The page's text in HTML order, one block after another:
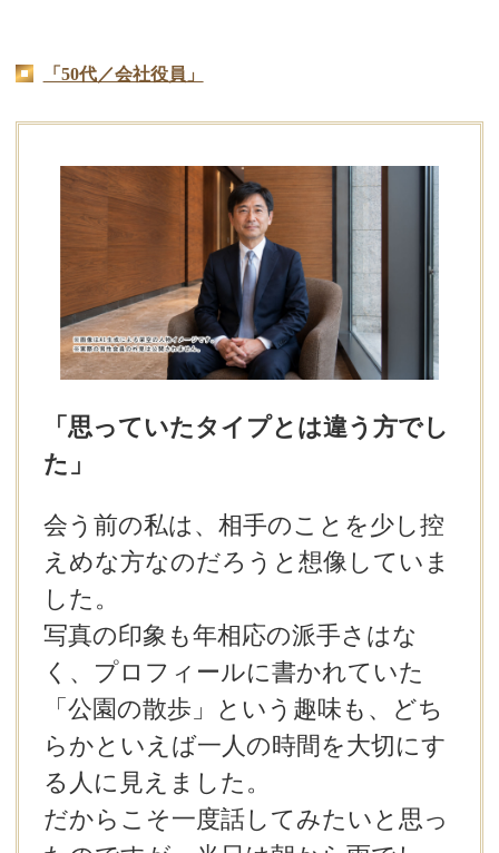
「50代／会社役員」
「思っていたタイプとは違う方でし
た」
会う前の私は、相手のことを少し控
えめな方なのだろうと想像していま
した。
写真の印象も年相応の派手さはな
く、プロフィールに書かれていた
「公園の散歩」という趣味も、どち
らかといえば一人の時間を大切にす
る人に見えました。
だからこそ一度話してみたいと思っ